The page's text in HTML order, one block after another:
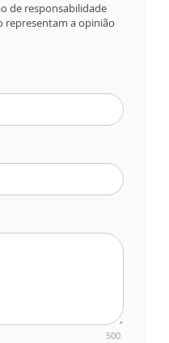
de responsabilidade
representam a opinião
500